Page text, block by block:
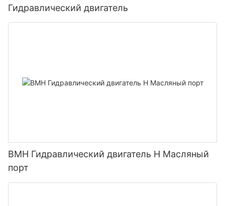
Гидравлический двигатель
BMH Гидравлический двигатель H Масляный
порт